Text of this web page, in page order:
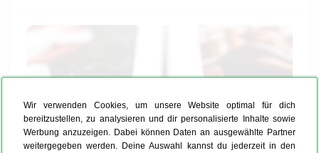
Wir verwenden Cookies, um unsere Website optimal für dich
bereitzustellen, zu analysieren und dir personalisierte Inhalte sowie
Werbung anzuzeigen. Dabei können Daten an ausgewählte Partner
weitergegeben werden. Deine Auswahl kannst du jederzeit in den